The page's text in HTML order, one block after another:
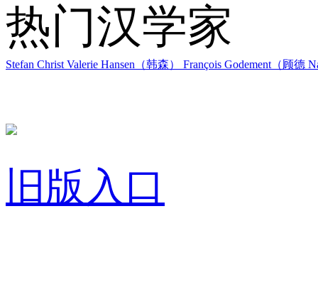
热门汉学家
Stefan Christ Valerie Hansen（韩森） François Godement（顾德
旧版入口